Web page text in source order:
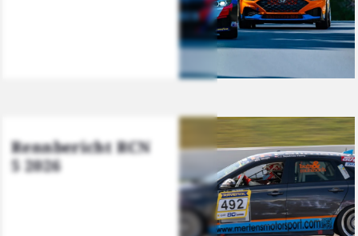
Renn­be­richt RCN
5 2026